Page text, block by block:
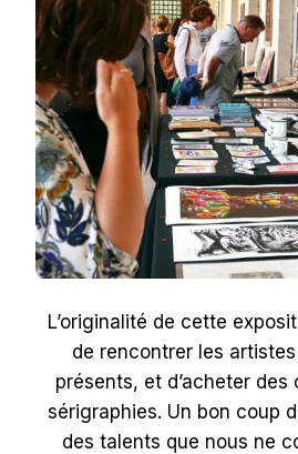
L’originalité de cette
de rencontrer les
présents, et d’acheter des
sérigraphies. Un bon coup
des talents que nous ne